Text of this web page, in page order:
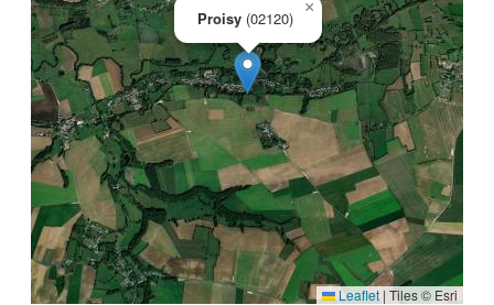
Proisy (02120)
×
Leaflet | Tiles © Esri